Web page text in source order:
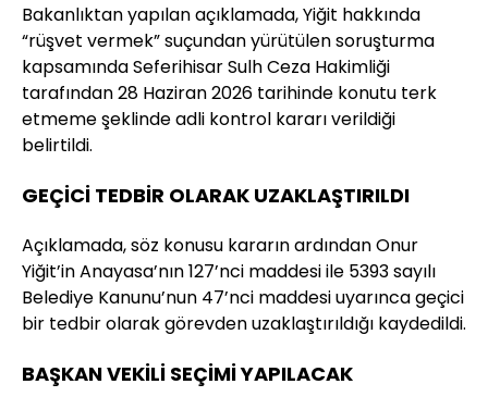
Bakanlıktan yapılan açıklamada, Yiğit hakkında
“rüşvet vermek” suçundan yürütülen soruşturma
kapsamında Seferihisar Sulh Ceza Hakimliği
tarafından 28 Haziran 2026 tarihinde konutu terk
etmeme şeklinde adli kontrol kararı verildiği
belirtildi.
GEÇİCİ TEDBİR OLARAK UZAKLAŞTIRILDI
Açıklamada, söz konusu kararın ardından Onur
Yiğit’in Anayasa’nın 127’nci maddesi ile 5393 sayılı
Belediye Kanunu’nun 47’nci maddesi uyarınca geçici
bir tedbir olarak görevden uzaklaştırıldığı kaydedildi.
BAŞKAN VEKİLİ SEÇİMİ YAPILACAK